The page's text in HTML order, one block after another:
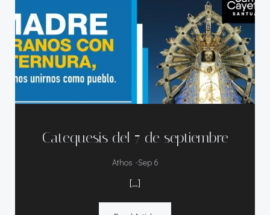
Catequesis del 7 de septiembre
Athos -Sep 6
[…]